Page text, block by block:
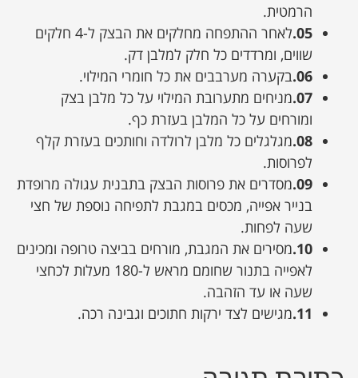
הרמטית.
05.
לאחר ההתפחה מחלקים את הבצק ל-4 חלקים
שווים, ומרדדים כל חלק למלבן דק.
06. בקערה מערבבים את כל חומרי המילוי.
07. מניחים מתערובת המילוי על כל מלבן בצק
ומורחים על כל המלבן בעזרת כף.
08. מגלגלים כל מלבן לרולדה וחותכים בעזרת קלף
לפרוסות.
09. מסדרים את פרוסות הבצק בתבנית עגולה מרופדת
בנייר אפייה, מכסים במגבת לתפיחה נוספת של חצי
שעה לפחות.
10. מסירים את המגבת, מורחים בביצה טרופה ומכינים
לאפייה בתנור שחומם מראש ל-180 מעלות לכחצי
שעה או עד הזהבה.
11. מגישים לצד ירקות חתוכים וגבינה רכה.